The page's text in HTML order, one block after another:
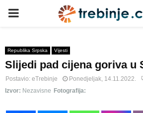
P
I
M
Republika Srpska Vijesti
Slijedi pad cijena goriva u
Postavio: eTrebinje Ponedjeljak, 14.11.2022.
Izvor: Nezavisne Fotografija: